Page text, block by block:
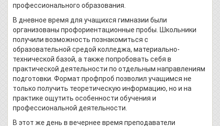
профессионального образования.
В дневное время для учащихся гимназии были
организованы профориентационные пробы. Школьники
получили возможность познакомиться с
образовательной средой колледжа, материально-
технической базой, а также попробовать себя в
практической деятельности по отдельным направлениям
подготовки. Формат профпроб позволил учащимся не
только получить теоретическую информацию, но и на
практике ощутить особенности обучения и
профессиональной деятельности.
В этот же день в вечернее время преподаватели